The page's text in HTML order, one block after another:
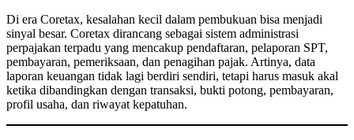
Di era Coretax, kesalahan kecil dalam pembukuan bisa menjadi
sinyal besar. Coretax dirancang sebagai sistem administrasi
perpajakan terpadu yang mencakup pendaftaran, pelaporan SPT,
pembayaran, pemeriksaan, dan penagihan pajak. Artinya, data
laporan keuangan tidak lagi berdiri sendiri, tetapi harus masuk akal
ketika dibandingkan dengan transaksi, bukti potong, pembayaran,
profil usaha, dan riwayat kepatuhan.